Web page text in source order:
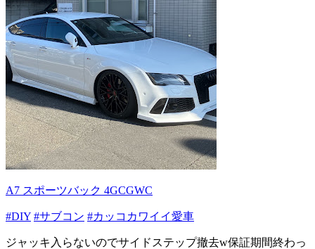
A7 スポーツバック 4GCGWC
#DIY #サブコン #カッコカワイイ愛車
ジャッキ入らないのでサイドステップ撤去w保証期間終わっ